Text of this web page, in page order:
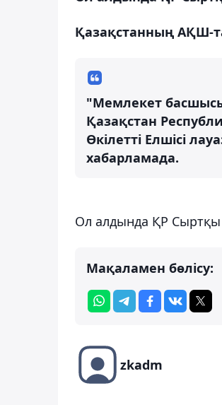
Қазақстанның АҚШ-
"Мемлекет
Қазақстан
Өкілетті Елшісі
хабарламада.
Ол алдында ҚР Сыртқы
Мақаламен бөлісу:
zkadm